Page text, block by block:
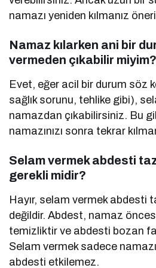
namazı yeniden kılmanız
Namaz kılarken ani bir
vermeden çıkabilir miyim?
Evet, eğer acil bir durum söz
sağlık sorunu, tehlike gibi),
namazdan çıkabilirsiniz. Bu
namazınızı sonra tekrar
Selam vermek abdesti
gerekli midir?
Hayır, selam vermek abdesti
değildir. Abdest, namaz
temizliktir ve abdesti bozan
Selam vermek sadece
abdesti etkilemez.